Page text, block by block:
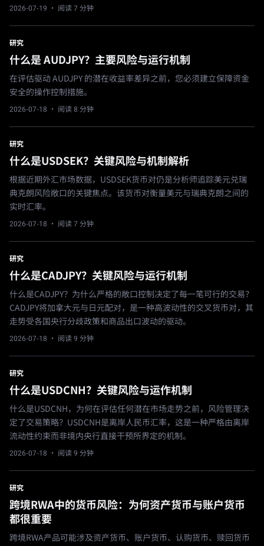
2026-07-19 · 阅读 7 分钟
研究
什么是 AUDJPY？主要风险与运行机制
在评估驱动 AUDJPY 的潜在收益率差异之前，您必须建立保障资金
安全的操作控制措施。
2026-07-18 · 阅读 8 分钟
研究
什么是USDSEK？关键风险与机制解析
根据近期外汇市场数据，USDSEK货币对仍是分析师追踪美元兑瑞
典克朗风险敞口的关键焦点。该货币对衡量美元与瑞典克朗之间的
实时汇率。
2026-07-18 · 阅读 7 分钟
研究
什么是CADJPY？关键风险与运行机制
什么是CADJPY？为什么严格的敞口控制决定了每一笔可行的交易？
CADJPY将加拿大元与日元配对，是一种高波动性的交叉货币对，其
走势受各国央行分歧政策和商品出口波动的驱动。
2026-07-18 · 阅读 9 分钟
研究
什么是USDCNH？关键风险与运作机制
什么是USDCNH，为何在评估任何潜在市场走势之前，风险管理决
定了交易策略？USDCNH是离岸人民币汇率，这是一种严格由离岸
流动性约束而非境内央行直接干预所界定的机制。
2026-07-18 · 阅读 9 分钟
研究
跨境RWA中的货币风险：为何资产货币与账户货币
都很重要
跨境RWA产品可能涉及资产货币、账户货币、认购货币、赎回货币